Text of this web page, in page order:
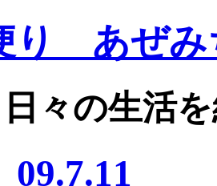
り あぜみ
々の生活